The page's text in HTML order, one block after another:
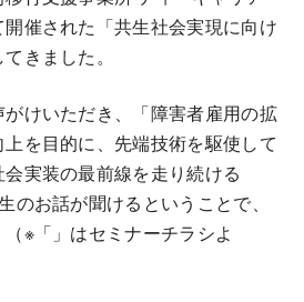
催された「共生社会実現に向け
きました。
けいただき、「障害者雇用の拡
を目的に、先端技術を駆使して
実装の最前線を走り続ける
のお話が聞けるということで、
※「」はセミナーチラシよ